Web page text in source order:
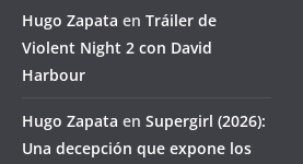
Hugo Zapata en Tráiler de
Violent Night 2 con David
Harbour
Hugo Zapata en Supergirl (2026):
Una decepción que expone los